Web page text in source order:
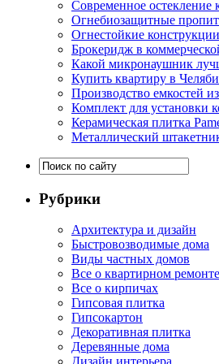
Современное остекление
Огнебиозащитные
Огнестойкие
Брокеридж в
Какой микронаушник
Купить квартиру в
Производство емкостей
Комплект для установки
Керамическая плитка
Металлический
Рубрики
Архитектура и дизайн
Быстровозводимые дома
Виды частных домов
Все о квартирном ремонте
Все о кирпичах
Гипсовая плитка
Гипсокартон
Декоративная плитка
Деревянные дома